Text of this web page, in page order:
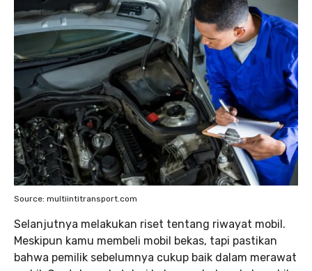
Source: multiintitransport.com
Selanjutnya melakukan riset tentang riwayat mobil.
Meskipun kamu membeli mobil bekas, tapi pastikan
bahwa pemilik sebelumnya cukup baik dalam merawat